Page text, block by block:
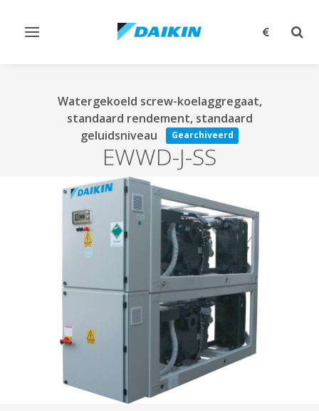
Navigatie
Watergekoeld screw-koelaggregaat,
standaard rendement, standaard
geluidsniveau
Gearchiveerd
EWWD-J-SS